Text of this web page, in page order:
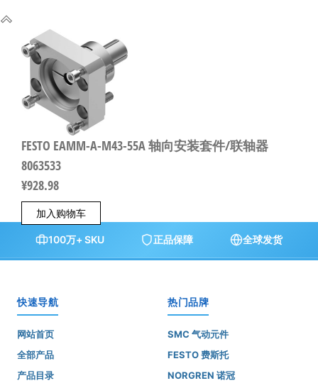
FESTO EAMM-A-M43-55A 轴向安装套件/联轴器
8063533
¥928.98
加入购物车
100万+ SKU 正品保障 全球发货
快速导航
网站首页
全部产品
产品目录
热门品牌
SMC 气动元件
FESTO 费斯托
NORGREN 诺冠